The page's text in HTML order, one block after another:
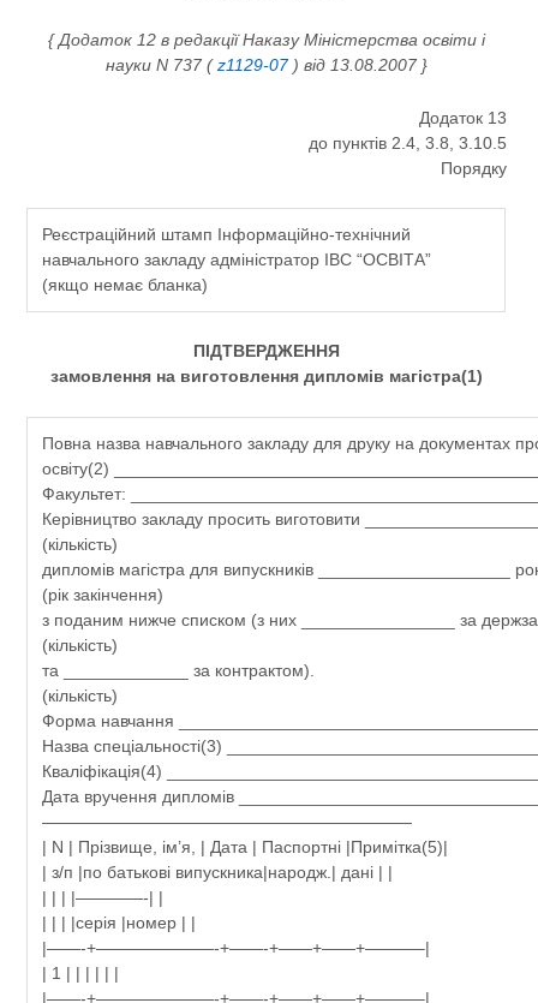
{ Додаток 12 в редакції Наказу Міністерства освіти і
науки N 737 (z1129-07) від 13.08.2007 }
Додаток 13
до пунктів 2.4, 3.8, 3.10.5
Порядку
Реєстраційний штамп Інформаційно-технічний
навчального закладу адміністратор ІВС “ОСВІТА”
(якщо немає бланка)
ПІДТВЕРДЖЕННЯ
замовлення на виготовлення дипломів магістра(1)
Повна назва навчального закладу для друку на документах
освіту(2)
Факультет:
Керівництво закладу просить виготовити
(кількість)
дипломів магістра для випускників ____________________
(рік закінчення)
з поданим нижче списком (з них ________________ за
(кількість)
та _____________ за контрактом).
(кількість)
Форма навчання
Назва спеціальності(3)
Кваліфікація(4)
Дата вручення дипломів
——————————————————————
| N | Прізвище, ім’я, | Дата | Паспортні |Примітка(5)|
| з/п |по батькові випускника|народж.| дані | |
| | | |————-| |
| | | |серія |номер | |
|——-+———————-+——-+——+——+———–|
| 1 | | | | | |
|——-+———————-+——-+——+——+———–|